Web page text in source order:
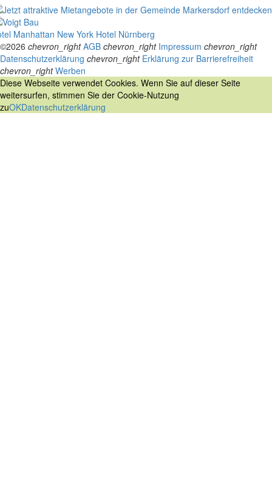
Manhattan New York Hotel Nürnberg
©2026 chevron_right AGB chevron_right Impressum chevron_right
Datenschutzerklärung chevron_right Erklärung zur Barrierefreiheit
chevron_right Werben
Diese Webseite verwendet Cookies. Wenn Sie auf dieser Seite
weitersurfen, stimmen Sie der Cookie-Nutzung
zuOKDatenschutzerklärung